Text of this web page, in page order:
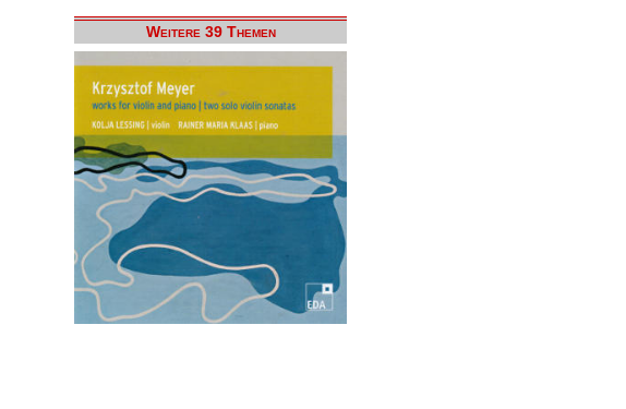
Weitere 39 Themen